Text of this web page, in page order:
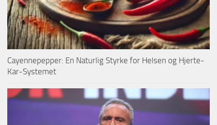
Cayennepepper: En Naturlig Styrke for Helsen og Hjerte-
Kar-Systemet